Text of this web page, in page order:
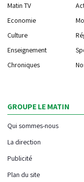
Matin TV
Economie
Culture
Enseignement
Chroniques
GROUPE LE MATIN
Qui sommes-nous
La direction
Publicité
Plan du site